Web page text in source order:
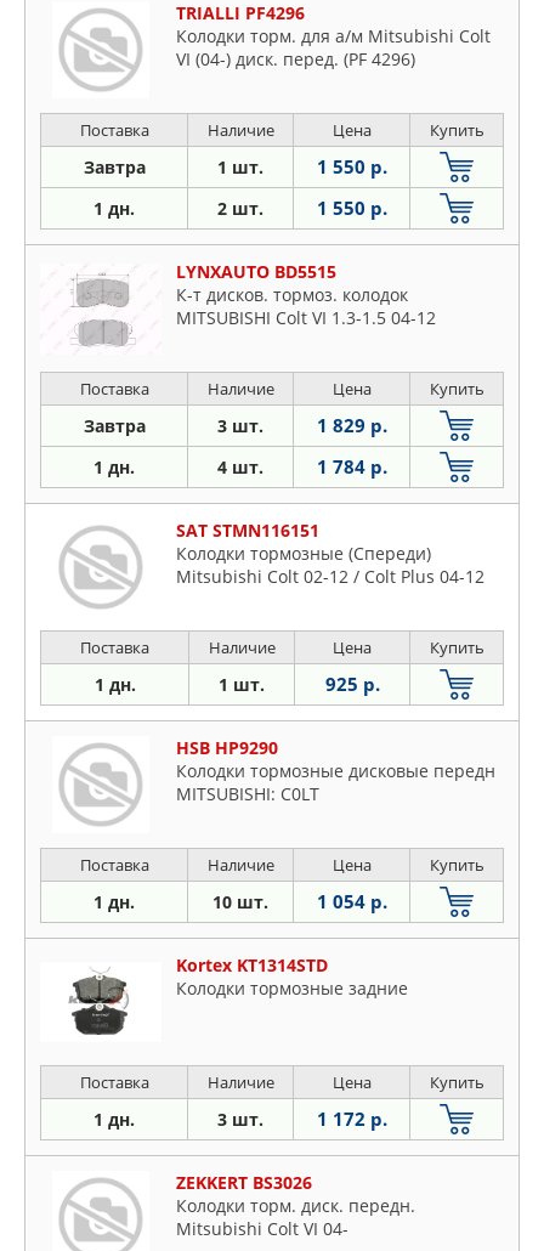
TRIALLI PF4296
Колодки торм. для а/м Mitsubishi Colt
VI (04-) диск. перед. (PF 4296)
Поставка Наличие Цена Купить
Завтра 1 шт. 1 550 р.
1 дн. 2 шт. 1 550 р.
LYNXAUTO BD5515
К-т дисков. тормоз. колодок
MITSUBISHI Colt VI 1.3-1.5 04-12
Поставка Наличие Цена Купить
Завтра 3 шт. 1 829 р.
1 дн. 4 шт. 1 784 р.
SAT STMN116151
Колодки тормозные (Спереди)
Mitsubishi Colt 02-12 / Colt Plus 04-12
Поставка Наличие Цена Купить
1 дн. 1 шт. 925 р.
HSB HP9290
Колодки тормозные дисковые передн
MITSUBISHI: C0LT
Поставка Наличие Цена Купить
1 дн. 10 шт. 1 054 р.
Kortex KT1314STD
Колодки тормозные задние
Поставка Наличие Цена Купить
1 дн. 3 шт. 1 172 р.
ZEKKERT BS3026
Колодки торм. диск. передн.
Mitsubishi Colt VI 04-